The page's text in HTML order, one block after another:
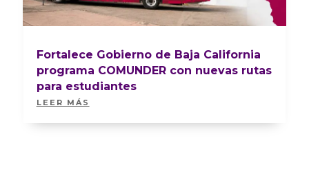
Fortalece Gobierno de Baja California
programa COMUNDER con nuevas rutas
para estudiantes
LEER MÁS